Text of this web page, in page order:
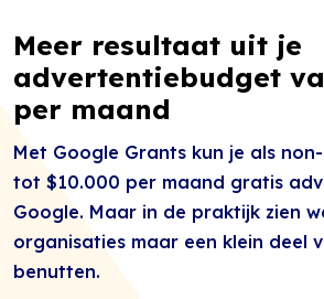
Meer resultaat uit je
advertentiebudget
per maand
Met Google Grants kun je als
tot $10.000 per maand gratis
Google. Maar in de praktijk zien
organisaties maar een klein deel
benutten.